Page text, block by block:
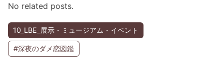
No related posts.
10_LBE_展示・ミュージアム・イベント
#深夜のダメ恋図鑑